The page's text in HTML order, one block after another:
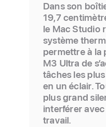
Dans son
19,7
le Mac Studio
système
permettre à la
M3 Ultra de
tâches les
en un éclair.
plus grand
interférer
travail.